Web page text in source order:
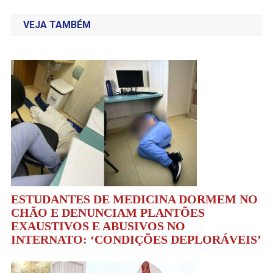
de
Post
VEJA TAMBÉM
ESTUDANTES DE MEDICINA DORMEM NO
CHÃO E DENUNCIAM PLANTÕES
EXAUSTIVOS E ABUSIVOS NO
INTERNATO: ‘CONDIÇÕES DEPLORÁVEIS’